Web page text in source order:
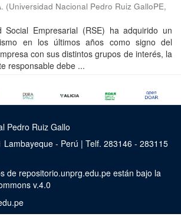
(Universidad Nacional Pedro Ruiz GalloPE,
Social Empresarial (RSE) ha adquirido un
en los últimos años como signo del
con sus distintos grupos de interés, la
responsable debe ...
Pedro Ruiz Gallo
Lambayeque - Perú | Telf. 283146 - 283115
de repositorio.unprg.edu.pe están bajo la
v.4.0